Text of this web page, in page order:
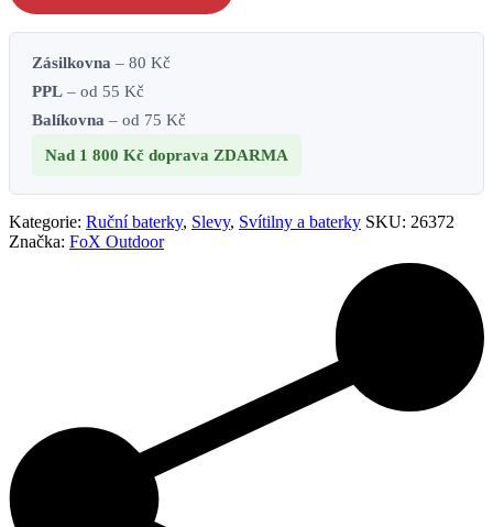
Zásilkovna – 80 Kč
PPL – od 55 Kč
Balíkovna – od 75 Kč
Nad 1 800 Kč doprava ZDARMA
Kategorie: Ruční baterky, Slevy, Svítilny a baterky SKU: 26372
Značka: FoX Outdoor